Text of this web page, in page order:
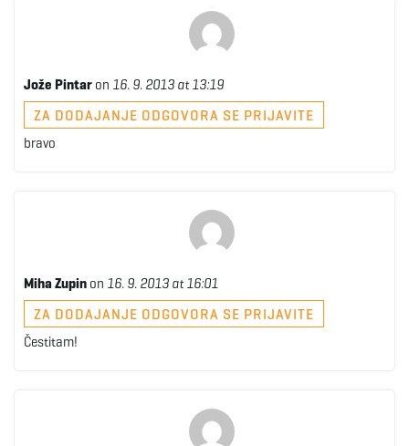
Jože Pintar on 16. 9. 2013 at 13:19
ZA DODAJANJE ODGOVORA SE PRIJAVITE
bravo
Miha Zupin on 16. 9. 2013 at 16:01
ZA DODAJANJE ODGOVORA SE PRIJAVITE
Čestitam!